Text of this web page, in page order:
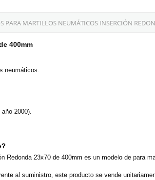
PARA MARTILLOS NEUMÁTICOS INSERCIÓN
400mm
neumáticos.
2000).
Redonda 23x70 de 400mm es un modelo de para
al suministro, este producto se vende